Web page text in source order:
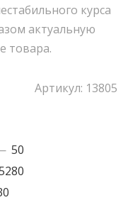
курса
актуальную
товара.
Артикул: 13805
50